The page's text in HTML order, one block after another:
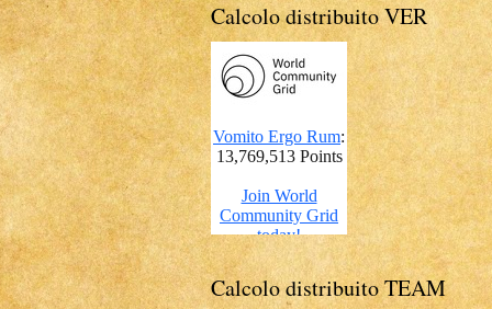
Calcolo distribuito VER
Calcolo distribuito TEAM